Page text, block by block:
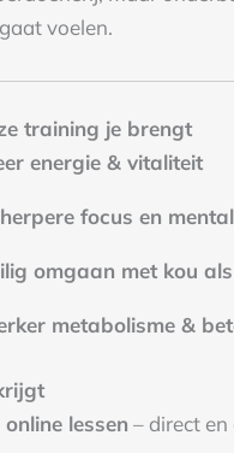
voelen.
training je brengt
energie & vitaliteit
focus en
omgaan met kou
metabolisme &
online lessen – direct